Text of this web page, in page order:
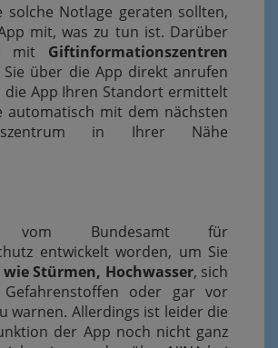
solche Notlage geraten sollten,
mit, was zu tun ist. Darüber
mit Giftinformationszentren
über die App direkt anrufen
die App Ihren Standort ermittelt
automatisch mit dem nächsten
in Ihrer Nähe
Bundesamt für
entwickelt worden, um Sie
Stürmen, Hochwasser, sich
Gefahrenstoffen oder gar vor
warnen. Allerdings ist leider die
der App noch nicht ganz